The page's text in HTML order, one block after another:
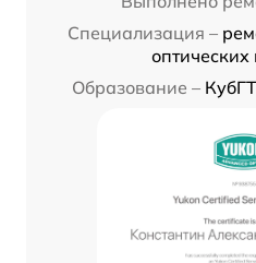
Специализация –
Образование –